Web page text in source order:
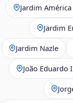
Jardim América
Jardim
Jardim Nazle
João Eduardo I